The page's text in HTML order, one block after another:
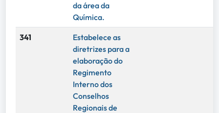
da área da
Química.
341
Estabelece as
diretrizes para a
elaboração do
Regimento
Interno dos
Conselhos
Regionais de